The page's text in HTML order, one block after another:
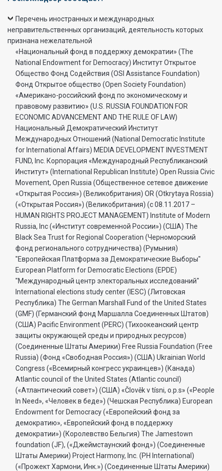
Перечень иностранных и международных
неправительственных организаций, деятельность которых
признана нежелательной
«Национальный фонд в поддержку демократии» (The
National Endowment for Democracy) Институт Открытое
Общество Фонд Содействия (OSI Assistance Foundation)
Фонд Открытое общество (Open Society Foundation)
«Американо-российский фонд по экономическому и
правовому развитию» (U.S. RUSSIA FOUNDATION FOR
ECONOMIC ADVANCEMENT AND THE RULE OF LAW)
Национальный Демократический Институт
Международных Отношений (National Democratic Institute
for International Affairs) MEDIA DEVELOPMENT INVESTMENT
FUND, Inc. Корпорация «Международный Республиканский
Институт» (International Republican Institute) Open Russia Civic
Movement, Open Russia (Общественное сетевое движение
«Открытая Россия») (Великобритания) OR (Otkrytaya Rossia)
(«Открытая Россия») (Великобритания) (с 08.11.2017 –
HUMAN RIGHTS PROJECT MANAGEMENT) Institute of Modern
Russia, Inc («Институт современной России») (США) The
Black Sea Trust for Regional Cooperation (Черноморский
фонд регионального сотрудничества) (Румыния)
"Европейская Платформа за Демократические Выборы"
European Platform for Democratic Elections (EPDE)
"Международный центр электоральных исследований"
International elections study center (IESC) (Литовская
Республика) The German Marshall Fund of the United States
(GMF) (Германский фонд Маршалла Соединенных Штатов)
(США) Pacific Environment (PERC) (Тихоокеанский центр
защиты окружающей среды и природных ресурсов)
(Соединенные Штаты Америки) Free Russia Foundation (Free
Russia) (Фонд «Свободная Россия») (США) Ukrainian World
Congress («Всемирный конгресс украинцев») (Канада)
Atlantic council of the United States (Atlantic council)
(«Атлантический совет») (США) «Člověk v tísni, o.p.s» («People
In Need», «Человек в беде») (Чешская Республика) European
Endowment for Democracy («Европейский фонд за
демократию», «Европейский фонд в поддержку
демократии») (Королевство Бельгия) The Jamestown
foundation (JF), («Джеймстаунский фонд») (Соединенные
Штаты Америки) Project Harmony, Inc. (PH International)
(«Прожект Хармони, Инк.») (Соединенные Штаты Америки)